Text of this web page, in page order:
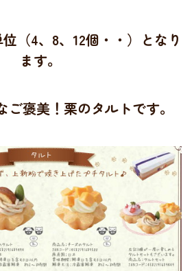
（4、8、12個・・）となり
ます。
褒美！栗のタルトです。